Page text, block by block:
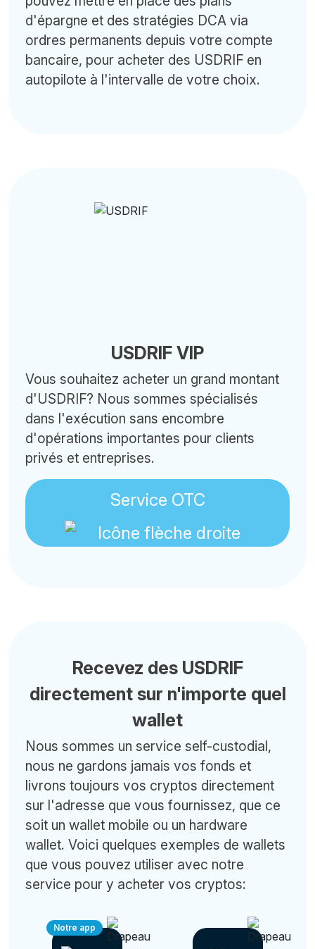
d'épargne et des stratégies DCA via
ordres permanents depuis votre compte
bancaire, pour acheter des USDRIF en
autopilote à l'intervalle de votre choix.
USDRIF VIP
Vous souhaitez acheter un grand montant
d'USDRIF? Nous sommes spécialisés
dans l'exécution sans encombre
d'opérations importantes pour clients
privés et entreprises.
Service OTC
Recevez des USDRIF
directement sur n'importe quel
wallet
Nous sommes un service self-custodial,
nous ne gardons jamais vos fonds et
livrons toujours vos cryptos directement
sur l'adresse que vous fournissez, que ce
soit un wallet mobile ou un hardware
wallet. Voici quelques exemples de wallets
que vous pouvez utiliser avec notre
service pour y acheter vos cryptos:
Notre app